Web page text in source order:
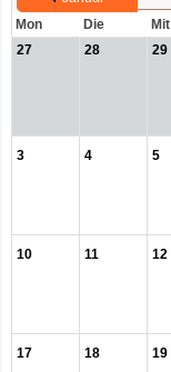
Mon
Die Mit
27
28 29
3 4 5
10 11 12
17 18 19